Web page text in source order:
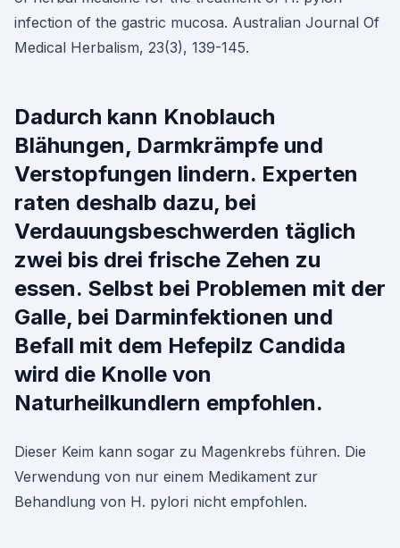
infection of the gastric mucosa. Australian Journal Of
Medical Herbalism, 23(3), 139-145.
Dadurch kann Knoblauch
Blähungen, Darmkrämpfe und
Verstopfungen lindern. Experten
raten deshalb dazu, bei
Verdauungsbeschwerden täglich
zwei bis drei frische Zehen zu
essen. Selbst bei Problemen mit der
Galle, bei Darminfektionen und
Befall mit dem Hefepilz Candida
wird die Knolle von
Naturheilkundlern empfohlen.
Dieser Keim kann sogar zu Magenkrebs führen. Die
Verwendung von nur einem Medikament zur
Behandlung von H. pylori nicht empfohlen.